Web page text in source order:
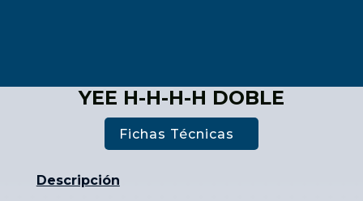
YEE H-H-H-H DOBLE
Fichas Técnicas
Descripción